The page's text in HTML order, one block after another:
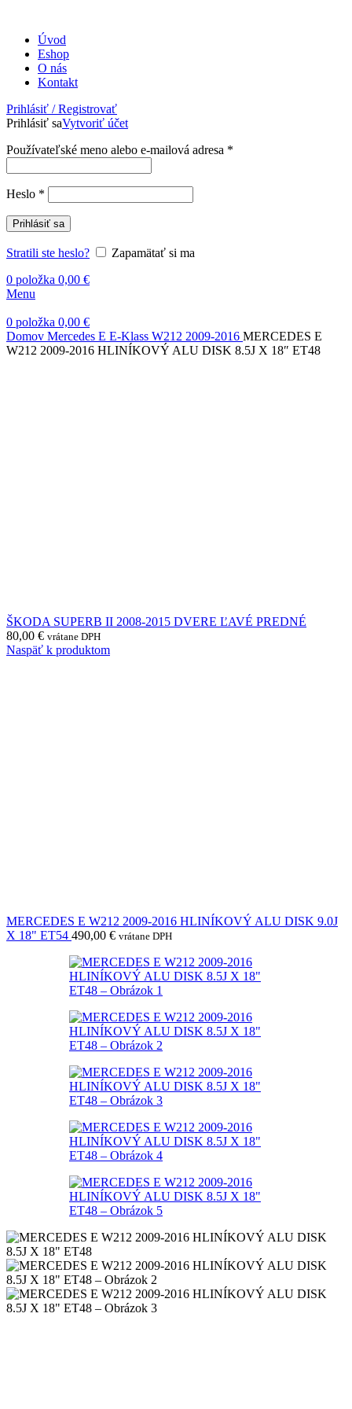
Úvod
Eshop
O nás
Kontakt
Prihlásiť / Registrovať
Prihlásiť saVytvoriť účet
Používateľské meno alebo e-mailová adresa *
Heslo *
Prihlásiť sa
Stratili ste heslo?
Zapamätať si ma
0 položka 0,00 €
Menu
0 položka 0,00 €
Domov Mercedes E E-Klass W212 2009-2016 MERCEDES E
W212 2009-2016 HLINÍKOVÝ ALU DISK 8.5J X 18″ ET48
ŠKODA SUPERB II 2008-2015 DVERE ĽAVÉ PREDNÉ
80,00 € vrátane DPH
Naspäť k produktom
MERCEDES E W212 2009-2016 HLINÍKOVÝ ALU DISK 9.0J
X 18" ET54 490,00 € vrátane DPH